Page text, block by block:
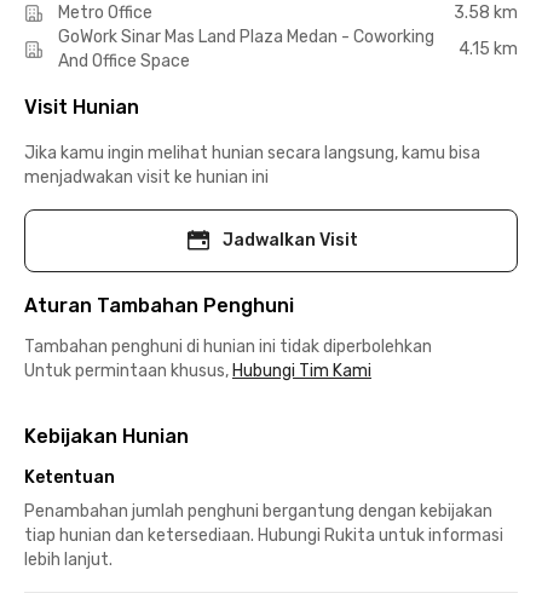
Metro Office
3.58 km
GoWork Sinar Mas Land Plaza Medan - Coworking
And Office Space
4.15 km
Visit Hunian
Jika kamu ingin melihat hunian secara langsung, kamu bisa
menjadwakan visit ke hunian ini
Jadwalkan Visit
Aturan Tambahan Penghuni
Tambahan penghuni di hunian ini tidak diperbolehkan
Untuk permintaan khusus, Hubungi Tim Kami
Kebijakan Hunian
Ketentuan
Penambahan jumlah penghuni bergantung dengan kebijakan
tiap hunian dan ketersediaan. Hubungi Rukita untuk informasi
lebih lanjut.